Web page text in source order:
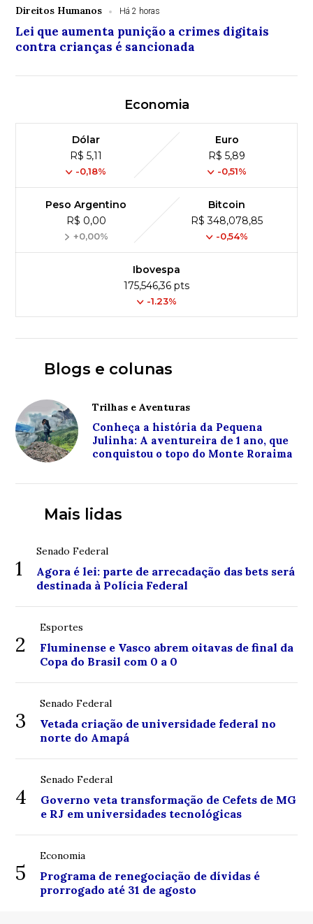
Direitos Humanos Há 2 horas
Lei que aumenta punição a crimes digitais
contra crianças é sancionada
Economia
Dólar
R$ 5,11
-0,18%
Euro
R$ 5,89
-0,51%
Peso Argentino
R$ 0,00
+0,00%
Bitcoin
R$ 348,078,85
-0,54%
Ibovespa
175,546,36 pts
-1.23%
Blogs e colunas
Trilhas e Aventuras
Conheça a história da Pequena
Julinha: A aventureira de 1 ano, que
conquistou o topo do Monte Roraima
Mais lidas
1
Senado Federal
Agora é lei: parte de arrecadação das bets será
destinada à Polícia Federal
2
Esportes
Fluminense e Vasco abrem oitavas de final da
Copa do Brasil com 0 a 0
3
Senado Federal
Vetada criação de universidade federal no
norte do Amapá
4
Senado Federal
Governo veta transformação de Cefets de MG
e RJ em universidades tecnológicas
5
Economia
Programa de renegociação de dívidas é
prorrogado até 31 de agosto